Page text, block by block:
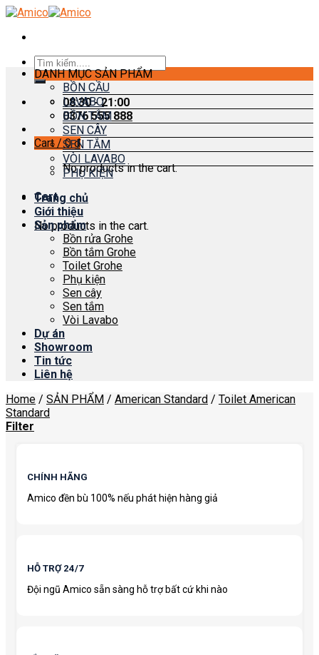
Skip
content
Search
for:
08:30 - 21:00
0376 555 888
Cart /0₫
No products in the cart.
Cart
No products in the cart.
DANH MỤC SẢN PHẨM
BỒN CẦU
LAVABO
BỒN TẮM
SEN CÂY
SEN TẮM
VÒI LAVABO
PHỤ KIỆN
Trang chủ
Giới thiệu
Sản phẩm
Bồn rửa Grohe
Bồn tắm Grohe
Toilet Grohe
Phụ kiện
Sen cây
Sen tắm
Vòi Lavabo
Dự án
Showroom
Tin tức
Liên hệ
Home / SẢN PHẨM / American Standard / Toilet American
Standard
Filter
CHÍNH HÃNG
Amico đền bù 100% nếu phát hiện hàng giả
HỖ TRỢ 24/7
Đội ngũ Amico sẵn sàng hỗ trợ bất cứ khi nào